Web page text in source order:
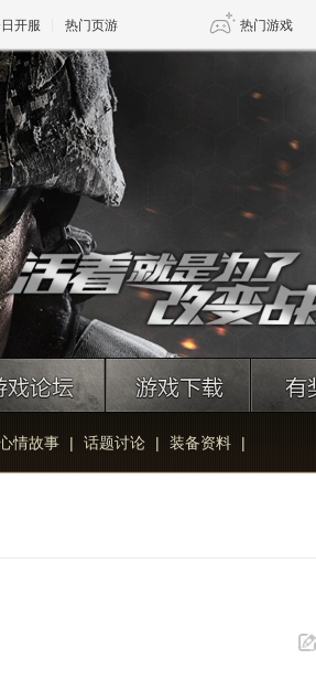
开服 热门页游 热门游戏
魔兽
天堂
王权与自由 诛仙世界 新仙侠5
情故事 | 话题讨论 | 装备资料 |